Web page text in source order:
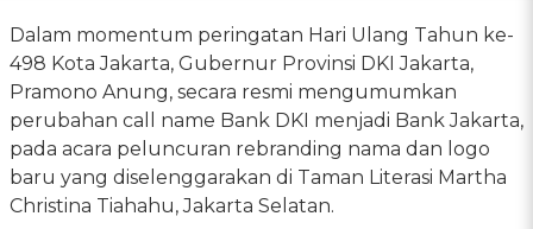
Dalam momentum peringatan Hari Ulang Tahun ke-
498 Kota Jakarta, Gubernur Provinsi DKI Jakarta,
Pramono Anung, secara resmi mengumumkan
perubahan call name Bank DKI menjadi Bank Jakarta,
pada acara peluncuran rebranding nama dan logo
baru yang diselenggarakan di Taman Literasi Martha
Christina Tiahahu, Jakarta Selatan.